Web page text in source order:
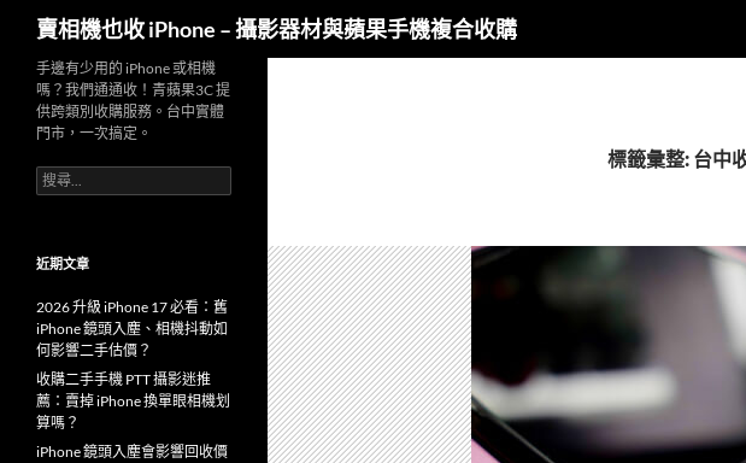
賣相機也收 iPhone – 攝影器材與蘋果手機複合收購
標籤彙整: 台中
手邊有少用的 iPhone 或相機
嗎？我們通通收！青蘋果3C 提
供跨類別收購服務。台中實體
門市，一次搞定。
搜
尋
字:
近期文章
2026 升級 iPhone 17 必看：舊
iPhone 鏡頭入塵、相機抖動如
何影響二手估價？
收購二手手機 PTT 攝影迷推
薦：賣掉 iPhone 換單眼相機划
算嗎？
iPhone 鏡頭入塵會影響回收價